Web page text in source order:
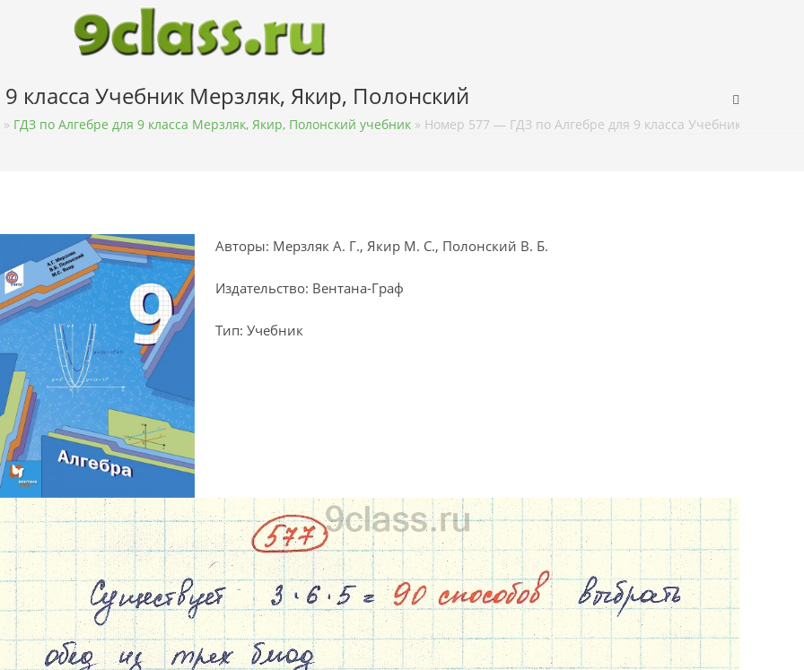
класса Учебник Мерзляк, Якир, Полонский
» ГДЗ по Алгебре для 9 класса Мерзляк, Якир, Полонский учебник » Номер 577 — ГДЗ по Алгебре для 9 класса Учебник
Авторы: Мерзляк А. Г., Якир М. С., Полонский В. Б.
Издательство: Вентана-Граф
Тип: Учебник